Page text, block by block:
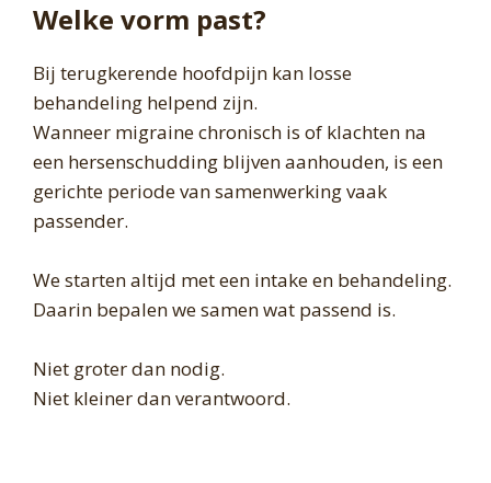
Welke vorm past?
Bij terugkerende hoofdpijn kan losse
behandeling helpend zijn.
Wanneer migraine chronisch is of klachten na
een hersenschudding blijven aanhouden, is een
gerichte periode van samenwerking vaak
passender.
We starten altijd met een intake en behandeling.
Daarin bepalen we samen wat passend is.
Niet groter dan nodig.
Niet kleiner dan verantwoord.